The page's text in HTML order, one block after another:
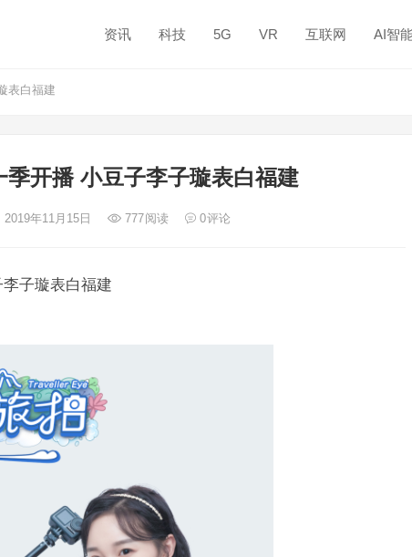
资讯 科技 5G VR 互联网 AI智
表白福建
季开播 小豆子李子璇表白福建
2019年11月15日 777阅读 0评论
子璇表白福建